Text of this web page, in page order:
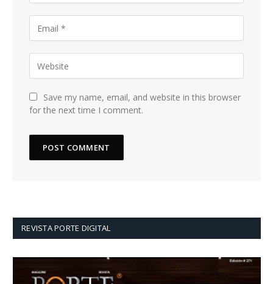
Save my name, email, and website in this browser
for the next time I comment.
REVISTA PORTE DIGITAL